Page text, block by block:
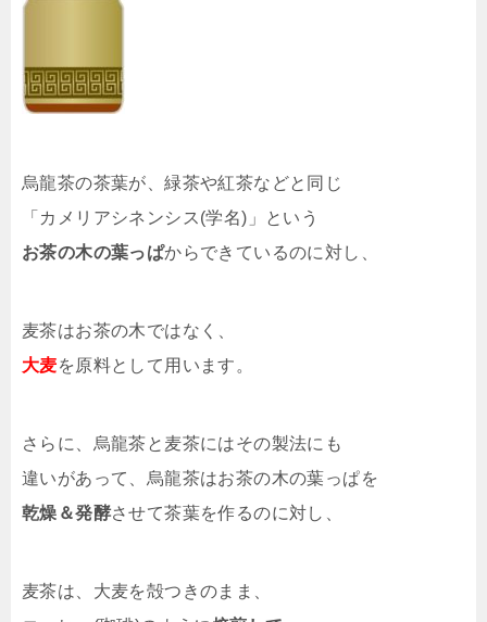
烏龍茶の茶葉が、緑茶や紅茶などと同じ
「カメリアシネンシス(学名)」という
お茶の木の葉っぱからできているのに対し、
麦茶はお茶の木ではなく、
大麦を原料として用います。
さらに、烏龍茶と麦茶にはその製法にも
違いがあって、烏龍茶はお茶の木の葉っぱを
乾燥＆発酵させて茶葉を作るのに対し、
麦茶は、大麦を殻つきのまま、